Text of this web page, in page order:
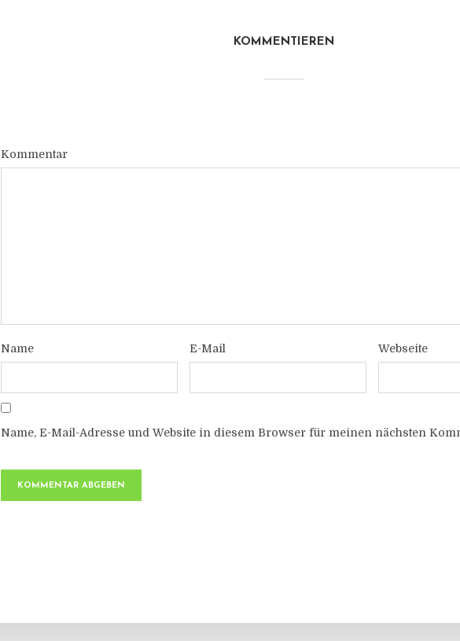
KOMMENTIEREN
Kommentar
Name E-Mail Webseite
Name, E-Mail-Adresse und Website in diesem Browser für meinen nächsten